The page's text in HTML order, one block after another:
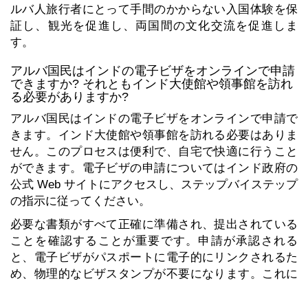
ルバ人旅行者にとって手間のかからない入国体験を保
証し、観光を促進し、両国間の文化交流を促進しま
す。
アルバ国民はインドの電子ビザをオンラインで申請
できますか? それともインド大使館や領事館を訪れ
る必要がありますか?
アルバ国民はインドの電子ビザをオンラインで申請で
きます。インド大使館や領事館を訪れる必要はありま
せん。このプロセスは便利で、自宅で快適に行うこと
ができます。電子ビザの申請についてはインド政府の
公式 Web サイトにアクセスし、ステップバイステップ
の指示に従ってください。
必要な書類がすべて正確に準備され、提出されている
ことを確認することが重要です。申請が承認される
と、電子ビザがパスポートに電子的にリンクされるた
め、物理的なビザスタンプが不要になります。これに